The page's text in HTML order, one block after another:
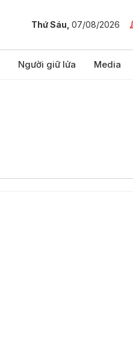
Thứ Sáu, 07/08/2026
Người giữ lửa Media